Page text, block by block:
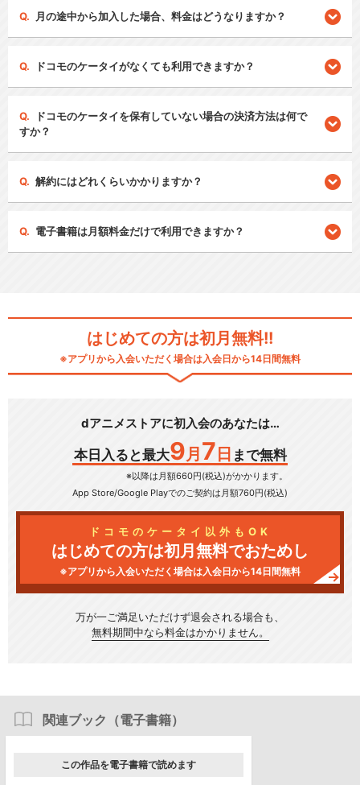
月の途中から加入した場合、料金はどうなりますか？
ドコモのケータイがなくても利用できますか？
ドコモのケータイを保有していない場合の決済方法は何で
すか？
解約にはどれくらいかかりますか？
電子書籍は月額料金だけで利用できますか？
はじめての方は初月無料!!
※アプリから入会いただく場合は入会日から14日間無料
dアニメストアに初入会のあなたは…
本日入ると最大9 月 7 日 まで無料
※以降は月額660円(税込)がかかります。
App Store/Google Playでのご契約は月額760円(税込)
ドコモのケータイ以外もOK
はじめての方は初月無料でおためし
※アプリから入会いただく場合は入会日から14日間無料
万が一ご満足いただけず退会される場合も、
無料期間中なら料金はかかりません。
関連ブック（電子書籍）
この作品を電子書籍で読めます